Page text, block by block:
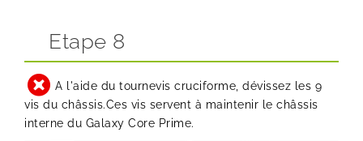
Etape 8
A l'aide du tournevis cruciforme, dévissez les 9
vis du châssis.Ces vis servent à maintenir le châssis
interne du Galaxy Core Prime.